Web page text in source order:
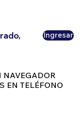
Ingresar
NAVEGADOR
EN TELÉFONO